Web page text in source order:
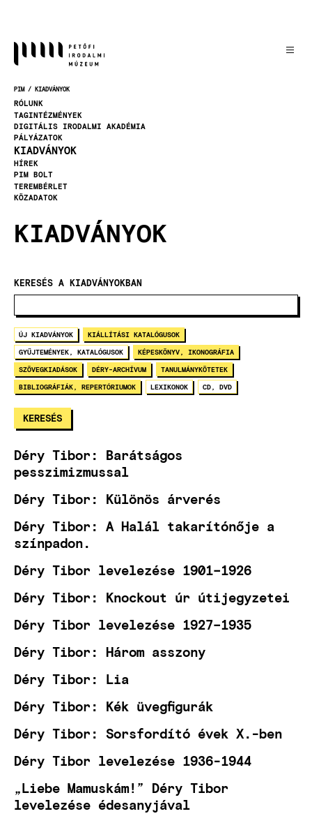
MORZSA
PIM KIADVÁNYOK
RÓLUNK
TAGINTÉZMÉNYEK
DIGITÁLIS IRODALMI AKADÉMIA
PÁLYÁZATOK
KIADVÁNYOK
HÍREK
PIM BOLT
TEREMBÉRLET
KÖZADATOK
KIADVÁNYOK
KERESÉS A KIADVÁNYOKBAN
ÚJ KIADVÁNYOK KIÁLLÍTÁSI KATALÓGUSOK
GYŰJTEMÉNYEK, KATALÓGUSOK KÉPESKÖNYV, IKONOGRÁFIA
SZÖVEGKIADÁSOK DÉRY-ARCHÍVUM TANULMÁNYKÖTETEK
BIBLIOGRÁFIÁK, REPERTÓRIUMOK LEXIKONOK CD, DVD
Déry Tibor: Barátságos
pesszimizmussal
Déry Tibor: Különös árverés
Déry Tibor: A Halál takarítónője a
színpadon.
Déry Tibor levelezése 1901–1926
Déry Tibor: Knockout úr útijegyzetei
Déry Tibor levelezése 1927–1935
Déry Tibor: Három asszony
Déry Tibor: Lia
Déry Tibor: Kék üvegfigurák
Déry Tibor: Sorsfordító évek X.-ben
Déry Tibor levelezése 1936-1944
„Liebe Mamuskám!” Déry Tibor
levelezése édesanyjával